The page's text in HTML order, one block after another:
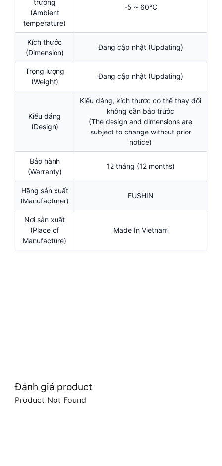
trường
(Ambient
temperature)
-5 ~ 60℃
Kích thước
(Dimension)
Đang cập nhật (Updating)
Trọng lượng
(Weight)
Đang cập nhật (Updating)
Kiểu dáng
(Design)
Kiểu dáng, kích thước có thể thay đổi
không cần báo trước
(The design and dimensions are
subject to change without prior
notice)
Bảo hành
(Warranty)
12 tháng (12 months)
Hãng sản xuất
(Manufacturer)
FUSHIN
Nơi sản xuất
(Place of
Manufacture)
Made In Vietnam
Đánh giá product
Product Not Found